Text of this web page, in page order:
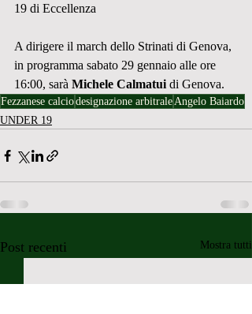
19 di Eccellenza
A dirigere il march dello Strinati di Genova,
in programma sabato 29 gennaio alle ore
16:00, sarà Michele Calmatui di Genova.
Fezzanese calciodesignazione arbitraleAngelo Baiardo
UNDER 19
Post recenti Mostra tutti